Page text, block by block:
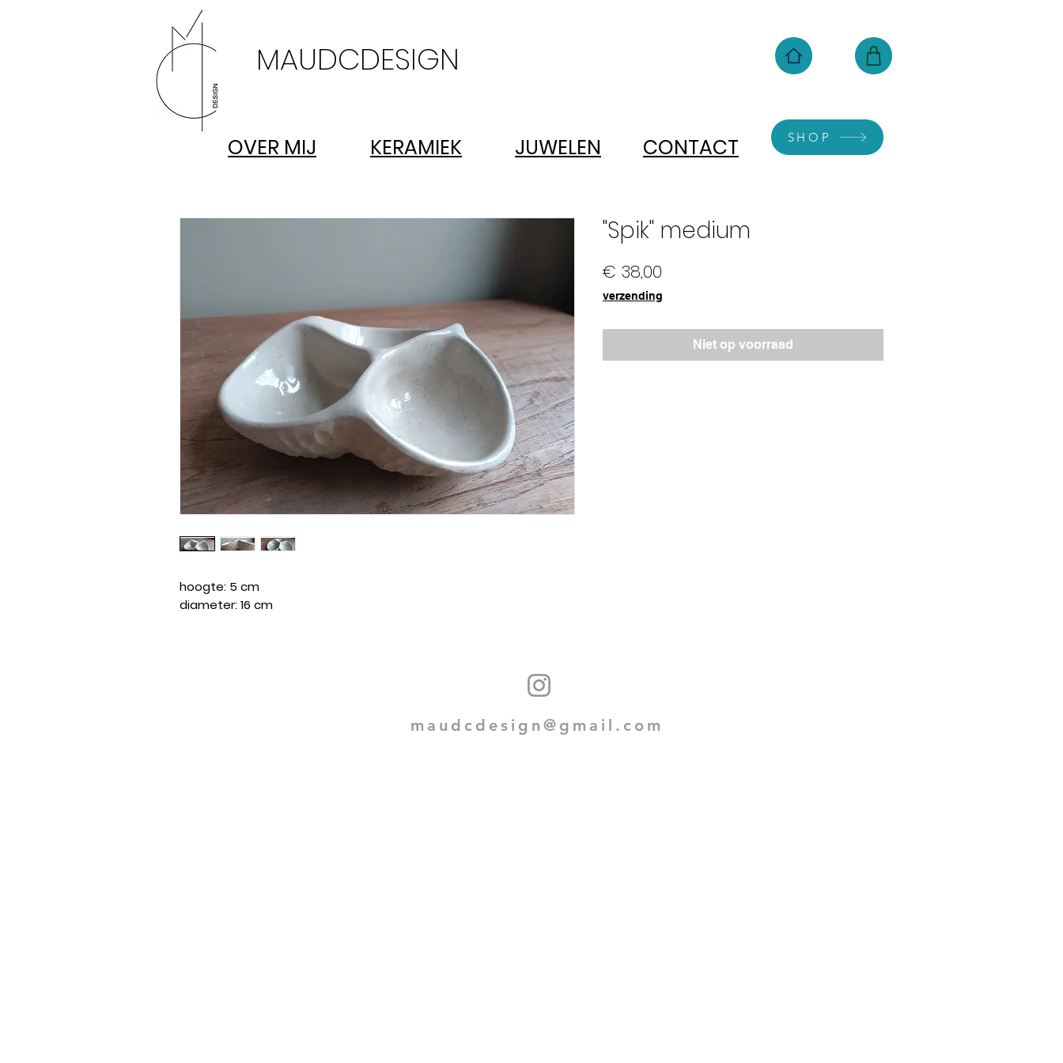
MAUDCDESIGN
OVER MIJ KERAMIEK JUWELEN CONTACT SHOP
hoogte: 5 cm
diameter: 16 cm
"Spik" medium
€ 38,00
verzending
Niet op voorraad
maudcdesign@gmail.com